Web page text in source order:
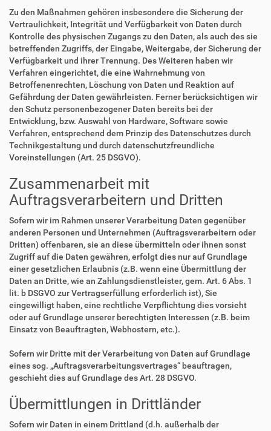
Zu den Maßnahmen gehören insbesondere die Sicherung der
Vertraulichkeit, Integrität und Verfügbarkeit von Daten durch
Kontrolle des physischen Zugangs zu den Daten, als auch des sie
betreffenden Zugriffs, der Eingabe, Weitergabe, der Sicherung der
Verfügbarkeit und ihrer Trennung. Des Weiteren haben wir
Verfahren eingerichtet, die eine Wahrnehmung von
Betroffenenrechten, Löschung von Daten und Reaktion auf
Gefährdung der Daten gewährleisten. Ferner berücksichtigen wir
den Schutz personenbezogener Daten bereits bei der
Entwicklung, bzw. Auswahl von Hardware, Software sowie
Verfahren, entsprechend dem Prinzip des Datenschutzes durch
Technikgestaltung und durch datenschutzfreundliche
Voreinstellungen (Art. 25 DSGVO).
Zusammenarbeit mit
Auftragsverarbeitern und Dritten
Sofern wir im Rahmen unserer Verarbeitung Daten gegenüber
anderen Personen und Unternehmen (Auftragsverarbeitern oder
Dritten) offenbaren, sie an diese übermitteln oder ihnen sonst
Zugriff auf die Daten gewähren, erfolgt dies nur auf Grundlage
einer gesetzlichen Erlaubnis (z.B. wenn eine Übermittlung der
Daten an Dritte, wie an Zahlungsdienstleister, gem. Art. 6 Abs. 1
lit. b DSGVO zur Vertragserfüllung erforderlich ist), Sie
eingewilligt haben, eine rechtliche Verpflichtung dies vorsieht
oder auf Grundlage unserer berechtigten Interessen (z.B. beim
Einsatz von Beauftragten, Webhostern, etc.).
Sofern wir Dritte mit der Verarbeitung von Daten auf Grundlage
eines sog. „Auftragsverarbeitungsvertrages“ beauftragen,
geschieht dies auf Grundlage des Art. 28 DSGVO.
Übermittlungen in Drittländer
Sofern wir Daten in einem Drittland (d.h. außerhalb der